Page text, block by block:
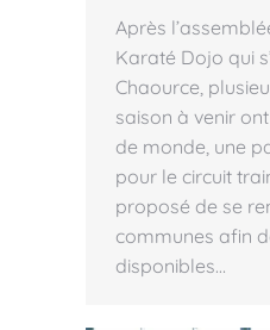
Après
Karaté Dojo qui
Chaource,
saison à venir
de monde, une
pour le circuit
proposé de se
communes afin
disponibles…